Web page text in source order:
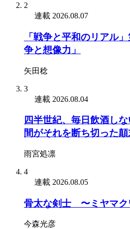
2
連載 2026.08.07
「戦争と平和のリアル
争と想像力」
矢田稔
3
連載 2026.08.04
四半世紀、毎日飲酒し
間がそれを断ち切った
雨宮処凛
4
連載 2026.08.05
骨太な剣士 〜ミヤマク
今森光彦